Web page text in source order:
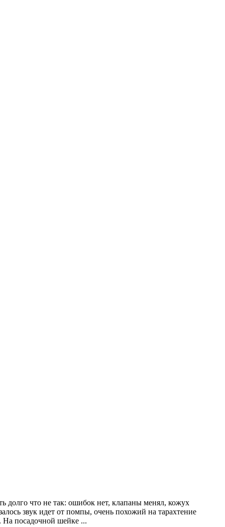
долго что не так: ошибок нет, клапаны менял, кожух
звук идет от помпы, очень похожий на тарахтение
На посадочной шейке ...